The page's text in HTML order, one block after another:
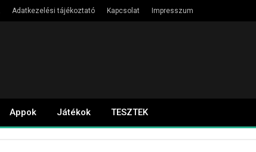
Adatkezelési tájékoztató Kapcsolat Impresszum
Appok Játékok TESZTEK